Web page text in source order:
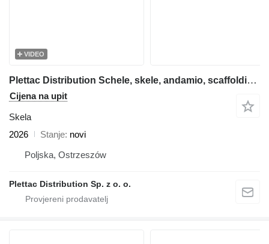
VIDEO
Plettac Distribution Schele, skele, andamio, scaffolding, pastoliai, tellingud, modul
Cijena na upit
Skela
2026
Stanje novi
Poljska, Ostrzeszów
Plettac Distribution Sp. z o. o.